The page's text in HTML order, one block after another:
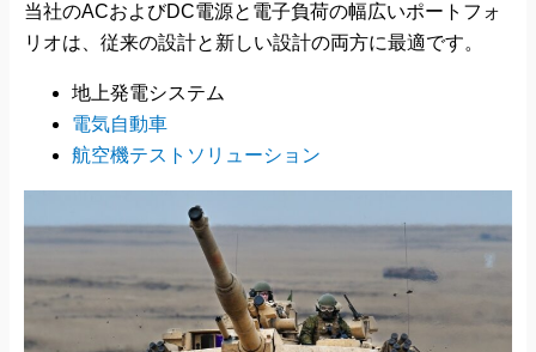
当社のACおよびDC電源と電子負荷の幅広いポートフォ
リオは、従来の設計と新しい設計の両方に最適です。
地上発電システム
電気自動車
航空機テストソリューション